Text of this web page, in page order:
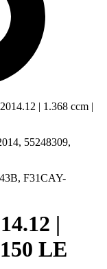
| 1.368 ccm |
55248309,
F31CAY-
|
LE